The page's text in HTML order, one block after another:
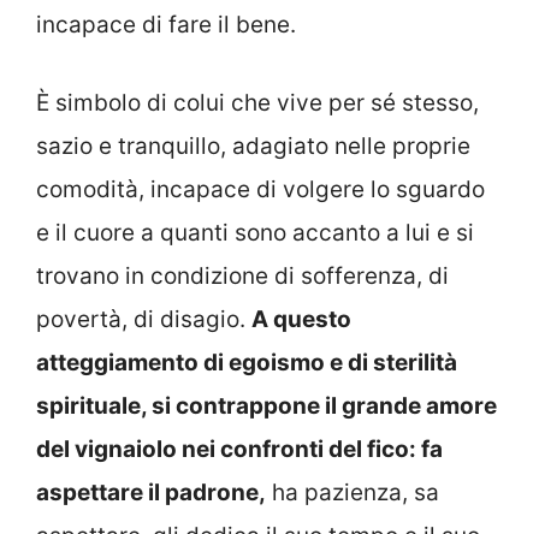
incapace di fare il bene.
È simbolo di colui che vive per sé stesso,
sazio e tranquillo, adagiato nelle proprie
comodità, incapace di volgere lo sguardo
e il cuore a quanti sono accanto a lui e si
trovano in condizione di sofferenza, di
povertà, di disagio. A questo
atteggiamento di egoismo e di sterilità
spirituale, si contrappone il grande amore
del vignaiolo nei confronti del fico: fa
aspettare il padrone, ha pazienza, sa